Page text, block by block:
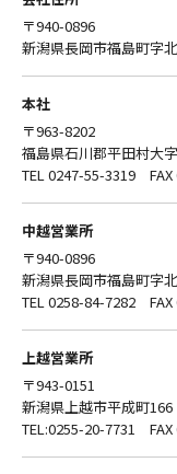
〒940-0896
新潟県長岡市福島町字
本社
〒963-8202
福島県石川郡平田村大
TEL 0247-55-3319 FAX
中越営業所
〒940-0896
新潟県長岡市福島町字
TEL 0258-84-7282 FAX
上越営業所
〒943-0151
新潟県上越市平成町166
TEL:0255-20-7731 FAX